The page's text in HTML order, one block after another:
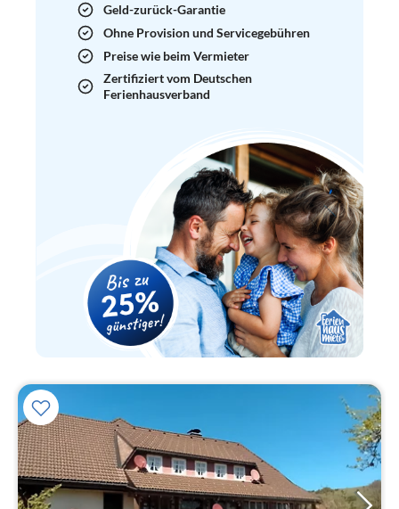
Geld-zurück-Garantie
Ohne Provision und Servicegebühren
Preise wie beim Vermieter
Zertifiziert vom Deutschen
Ferienhausverband